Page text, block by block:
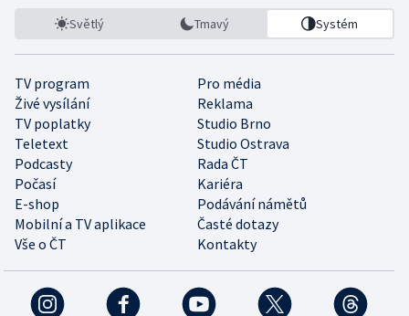
Světlý Tmavý Systém
TV program
Pro média
Živé vysílání
Reklama
TV poplatky
Studio Brno
Teletext
Studio Ostrava
Podcasty
Rada ČT
Počasí
Kariéra
E-shop
Podávání námětů
Mobilní a TV aplikace
Časté dotazy
Vše o ČT
Kontakty